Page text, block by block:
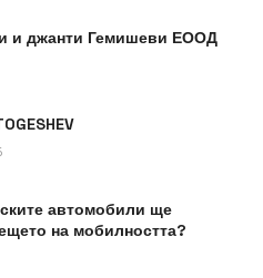
и джанти Гемишеви ЕООД
автомобили ще
на мобилността?